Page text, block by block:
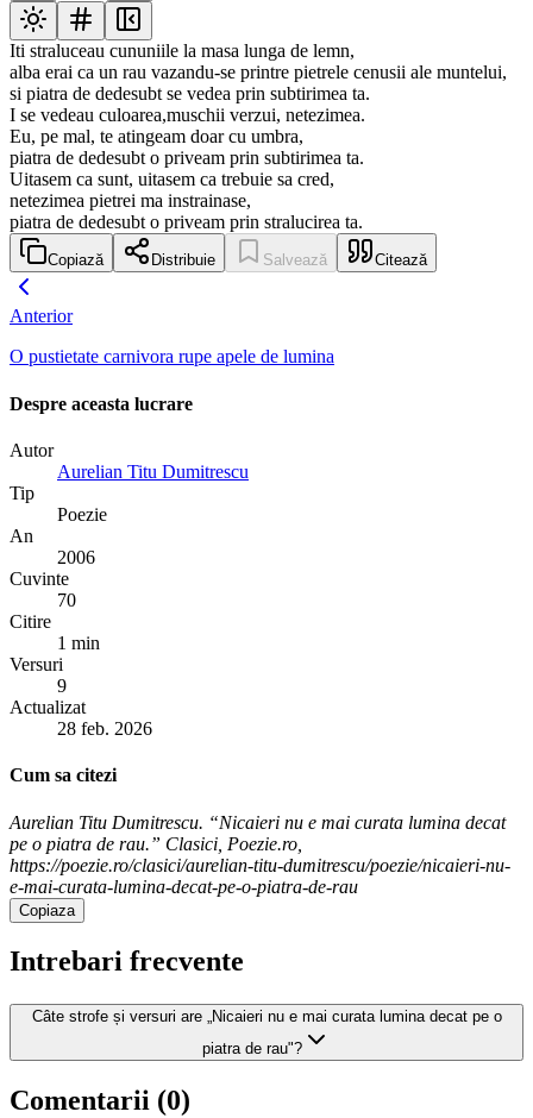
Iti straluceau cununiile la masa lunga de lemn,
alba erai ca un rau vazandu-se printre pietrele cenusii ale muntelui,
si piatra de dedesubt se vedea prin subtirimea ta.
I se vedeau culoarea,muschii verzui, netezimea.
Eu, pe mal, te atingeam doar cu umbra,
piatra de dedesubt o priveam prin subtirimea ta.
Uitasem ca sunt, uitasem ca trebuie sa cred,
netezimea pietrei ma instrainase,
piatra de dedesubt o priveam prin stralucirea ta.
Copiază Distribuie Salvează Citează
Anterior
O pustietate carnivora rupe apele de lumina
Despre aceasta lucrare
Autor
Aurelian Titu Dumitrescu
Tip
Poezie
An
2006
Cuvinte
70
Citire
1 min
Versuri
9
Actualizat
28 feb. 2026
Cum sa citezi
Aurelian Titu Dumitrescu. “Nicaieri nu e mai curata lumina decat
pe o piatra de rau.” Clasici, Poezie.ro,
https://poezie.ro/clasici/aurelian-titu-dumitrescu/poezie/nicaieri-nu-
e-mai-curata-lumina-decat-pe-o-piatra-de-rau
Copiaza
Intrebari frecvente
Câte strofe și versuri are „Nicaieri nu e mai curata lumina decat pe o
piatra de rau"?
Comentarii (0)